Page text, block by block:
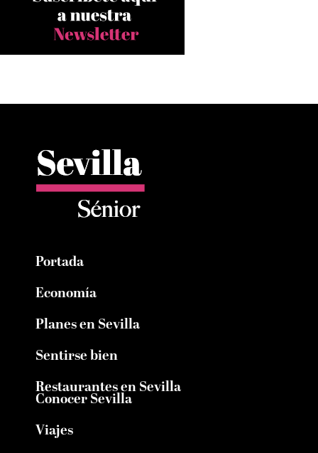
Portada
Economía
Planes en Sevilla
Sentirse bien
Restaurantes en Sevilla
Conocer Sevilla
Viajes